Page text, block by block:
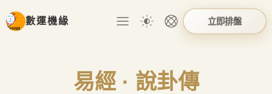
數運機緣 立即排盤
易經 · 說卦傳